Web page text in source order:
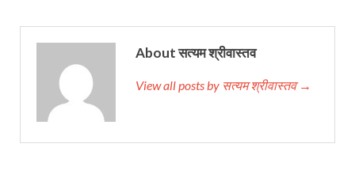
About सत्यम श्रीवास्तव
View all posts by सत्यम श्रीवास्तव →